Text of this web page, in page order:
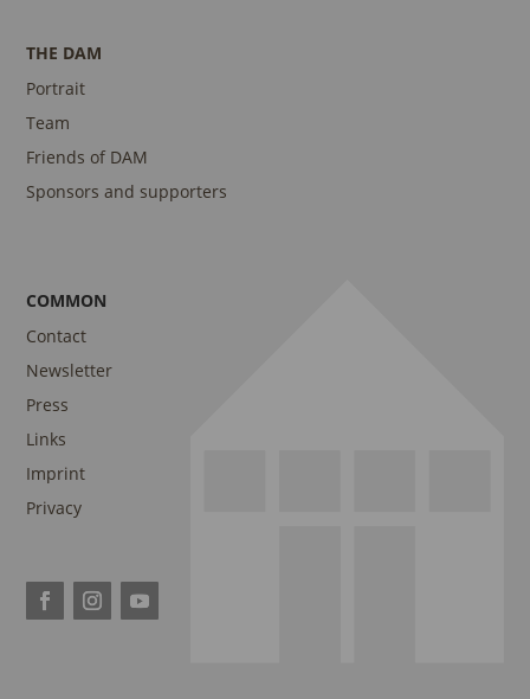
THE DAM
Portrait
Team
Friends of DAM
Sponsors and supporters
COMMON
Contact
Newsletter
Press
Links
Imprint
Privacy